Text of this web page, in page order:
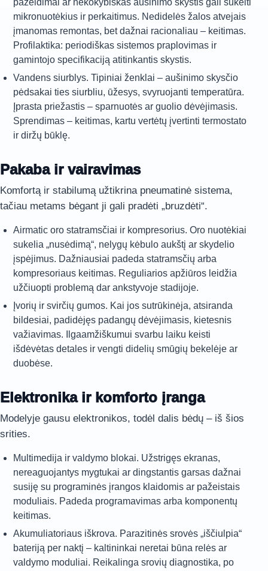
pažeidimai ar nekokybiškas aušinimo skystis gali sukelti
mikronuotėkius ir perkaitimus. Nedidelės žalos atvejais
įmanomas remontas, bet dažnai racionaliau – keitimas.
Profilaktika: periodiškas sistemos praplovimas ir
gamintojo specifikaciją atitinkantis skystis.
Vandens siurblys. Tipiniai ženklai – aušinimo skysčio
pėdsakai ties siurbliu, ūžesys, svyruojanti temperatūra.
Įprasta priežastis – sparnuotės ar guolio dėvėjimasis.
Sprendimas – keitimas, kartu vertėtų įvertinti termostato
ir diržų būklę.
Pakaba ir vairavimas
Komfortą ir stabilumą užtikrina pneumatinė sistema,
tačiau metams bėgant ji gali pradėti „bruzdėti“.
Airmatic oro statramsčiai ir kompresorius. Oro nuotėkiai
sukelia „nusėdimą“, nelygų kėbulo aukštį ar skydelio
įspėjimus. Dažniausiai padeda statramsčių arba
kompresoriaus keitimas. Reguliarios apžiūros leidžia
užčiuopti problemą dar ankstyvoje stadijoje.
Įvorių ir svirčių gumos. Kai jos sutrūkinėja, atsiranda
bildesiai, padidėjęs padangų dėvėjimasis, kietesnis
važiavimas. Ilgaamžiškumui svarbu laiku keisti
išdėvėtas detales ir vengti didelių smūgių bekelėje ar
duobėse.
Elektronika ir komforto įranga
Modelyje gausu elektronikos, todėl dalis bėdų – iš šios
srities.
Multimedija ir valdymo blokai. Užstrigęs ekranas,
nereaguojantys mygtukai ar dingstantis garsas dažnai
susiję su programinės įrangos klaidomis ar pažeistais
moduliais. Padeda programavimas arba komponentų
keitimas.
Akumuliatoriaus iškrova. Parazitinės srovės „iščiulpia“
bateriją per naktį – kaltininkai neretai būna relės ar
valdymo moduliai. Reikalinga srovių diagnostika, po